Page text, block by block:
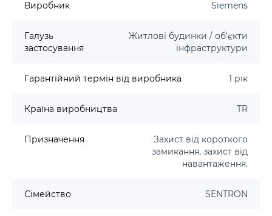
Виробник Siemens
Галузь
застосування
Житлові будинки / об'єкти
інфраструктури
Гарантійний термін від виробника 1 рік
Країна виробництва TR
Призначення
Захист від короткого
замикання, захист від
навантаження.
Сімейство SENTRON